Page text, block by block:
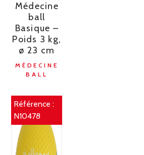
Médecine
ball
Basique –
Poids 3 kg,
ø 23 cm
MÉDECINE
BALL
Référence :
N10478